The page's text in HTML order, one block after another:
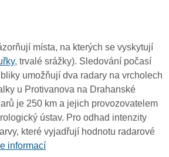
místa, na kterých se vyskytují
, trvalé srážky). Sledování počasí
umožňují dva radary na vrcholech
u Protivanova na Drahanské
je 250 km a jejich provozovatelem
ústav. Pro odhad intenzity
které vyjadřují hodnotu radarové
informací